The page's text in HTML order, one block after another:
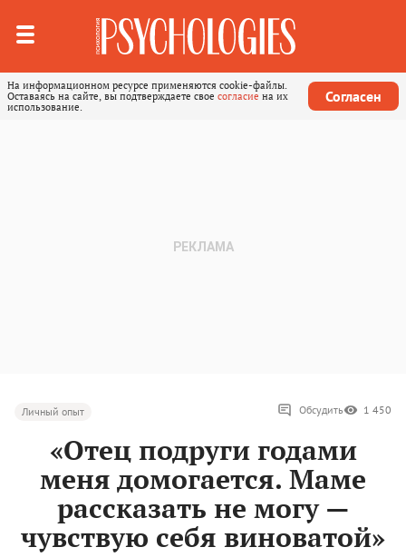
На информационном ресурсе применяются cookie-файлы.
Оставаясь на сайте, вы подтверждаете свое согласие на их
использование.
Согласен
Личный опыт Обсудить 1 450
«Отец подруги годами
меня домогается. Маме
рассказать не могу —
чувствую себя виноватой»